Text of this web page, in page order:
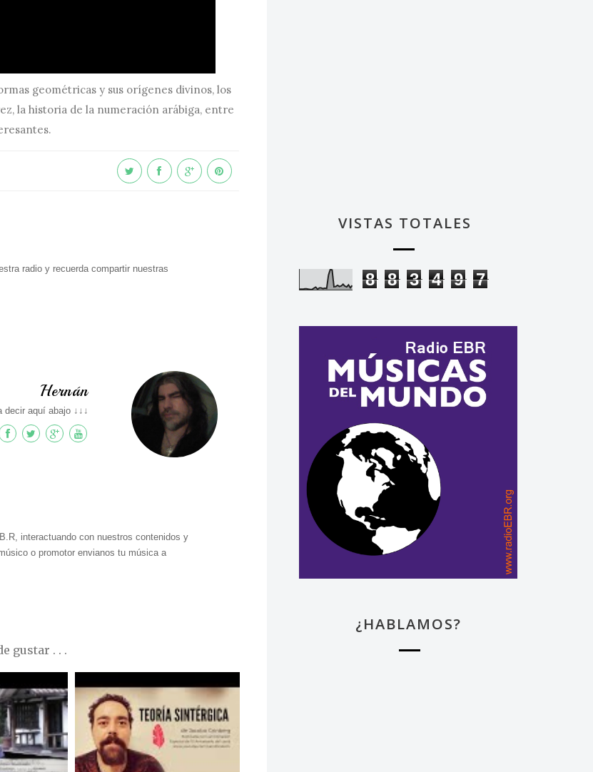
geométricas y sus orígenes divinos, los
la historia de la numeración arábiga, entre
radio y recuerda compartir nuestras
Hernán
decir aquí abajo ↓↓↓
interactuando con nuestros contenidos y
o promotor envianos tu música a
gustar . . .
VISTAS TOTALES
8 8 3 4 9 7
¿HABLAMOS?